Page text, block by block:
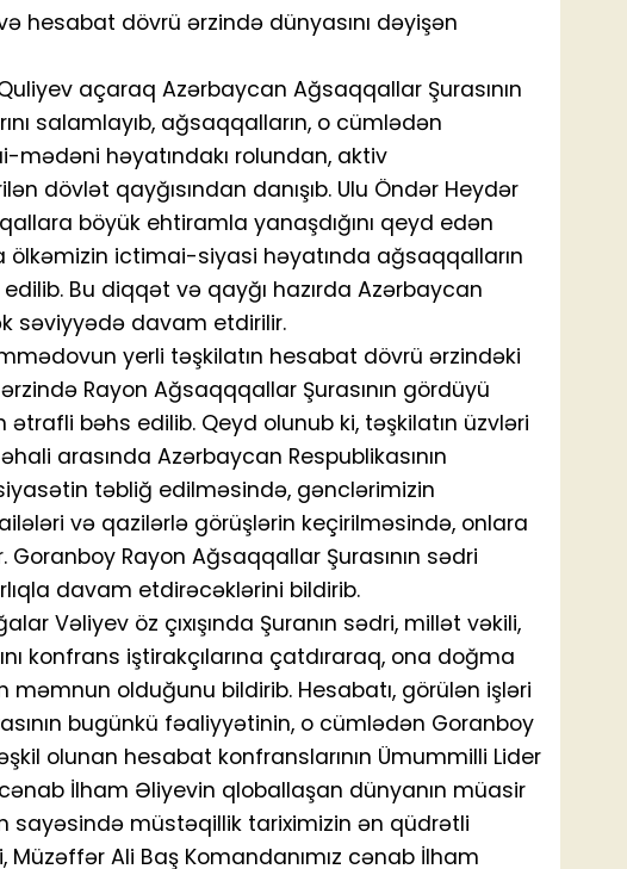
hesabat dövrü ərzində dünyasını dəyişən
açaraq Azərbaycan Ağsaqqallar Şurasının
salamlayıb, ağsaqqalların, o cümlədən
mədəni həyatındakı rolundan, aktiv
dövlət qayğısından danışıb. Ulu Öndər Heydər
böyük ehtiramla yanaşdığını qeyd edən
ölkəmizin ictimai-siyasi həyatında ağsaqqalların
Bu diqqət və qayğı hazırda Azərbaycan
səviyyədə davam etdirilir.
yerli təşkilatın hesabat dövrü ərzindəki
Rayon Ağsaqqqallar Şurasının gördüyü
bəhs edilib. Qeyd olunub ki, təşkilatın üzvləri
arasında Azərbaycan Respublikasının
təbliğ edilməsində, gənclərimizin
və qazilərlə görüşlərin keçirilməsində, onlara
Rayon Ağsaqqallar Şurasının sədri
davam etdirəcəklərini bildirib.
Vəliyev öz çıxışında Şuranın sədri, millət vəkili,
konfrans iştirakçılarına çatdıraraq, ona doğma
olduğunu bildirib. Hesabatı, görülən işləri
bugünkü fəaliyyətinin, o cümlədən Goranboy
olunan hesabat konfranslarının Ümummilli Lider
İlham Əliyevin qloballaşan dünyanın müasir
sayəsində müstəqillik tariximizin ən qüdrətli
Ali Baş Komandanımız cənab İlham